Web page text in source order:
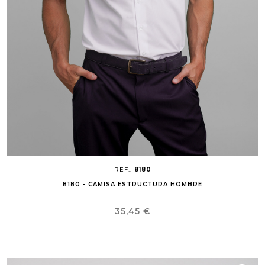
REF.: 8180
8180 - CAMISA ESTRUCTURA HOMBRE
Precio
35,45 €